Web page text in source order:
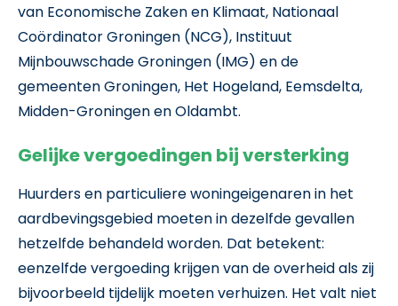
van Economische Zaken en Klimaat, Nationaal
Coördinator Groningen (NCG), Instituut
Mijnbouwschade Groningen (IMG) en de
gemeenten Groningen, Het Hogeland, Eemsdelta,
Midden-Groningen en Oldambt.
Gelijke vergoedingen bij versterking
Huurders en particuliere woningeigenaren in het
aardbevingsgebied moeten in dezelfde gevallen
hetzelfde behandeld worden. Dat betekent:
eenzelfde vergoeding krijgen van de overheid als zij
bijvoorbeeld tijdelijk moeten verhuizen. Het valt niet